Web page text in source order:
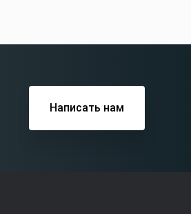
Написать нам